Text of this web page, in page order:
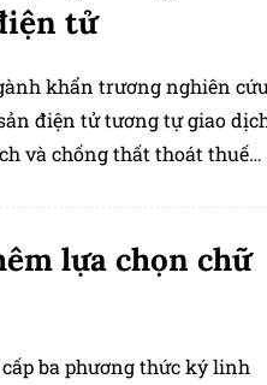
tử
khẩn trương nghiên cứu
điện tử tương tự giao
và chống thất thoát thuế
lựa chọn chữ
ba phương thức ký linh